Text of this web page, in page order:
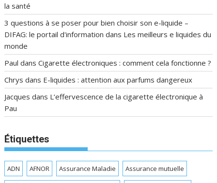
la santé
3 questions à se poser pour bien choisir son e-liquide –
DIFAG: le portail d'information dans Les meilleurs e liquides du
monde
Paul dansCigarette électroniques : comment cela fonctionne ?
Chrys dans E-liquides : attention aux parfums dangereux
Jacques dans L’effervescence de la cigarette électronique à
Pau
Étiquettes
ADN AFNOR Assurance Maladie Assurance mutuelle